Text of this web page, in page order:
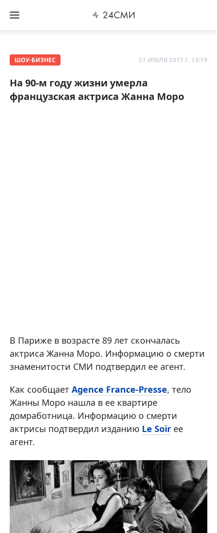
ШОУ-БИЗНЕС 31 ИЮЛЯ 2017 Г. 13:19
На 90-м году жизни умерла
французская актриса Жанна Моро
В Париже в возрасте 89 лет скончалась
актриса Жанна Моро. Информацию о смерти
знаменитости СМИ подтвердил ее агент.
Как сообщает Agence France-Presse, тело
Жанны Моро нашла в ее квартире
домработница. Информацию о смерти
актрисы подтвердил изданию Le Soir ее
агент.